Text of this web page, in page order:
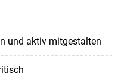
und aktiv mitgestalten